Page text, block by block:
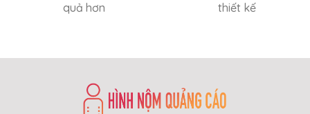
quả hơn
thiết kế